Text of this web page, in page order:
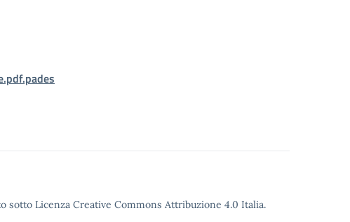
sotto Licenza Creative Commons Attribuzione 4.0 Italia.